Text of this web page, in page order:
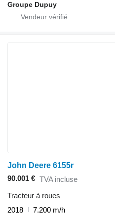
Groupe Dupuy
John Deere 6155r
90.001 € TVA incluse
Tracteur à roues
2018
7.200 m/h